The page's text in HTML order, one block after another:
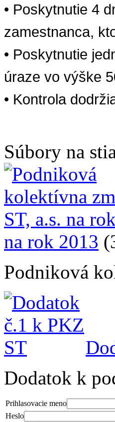
• Poskytnutie 4
zamestnanca,
• Poskytnutie
úraze vo výške
• Kontrola
Súbory na
na rok 2013
Podniková
Dodatok k
Prihlasovacie meno
Heslo